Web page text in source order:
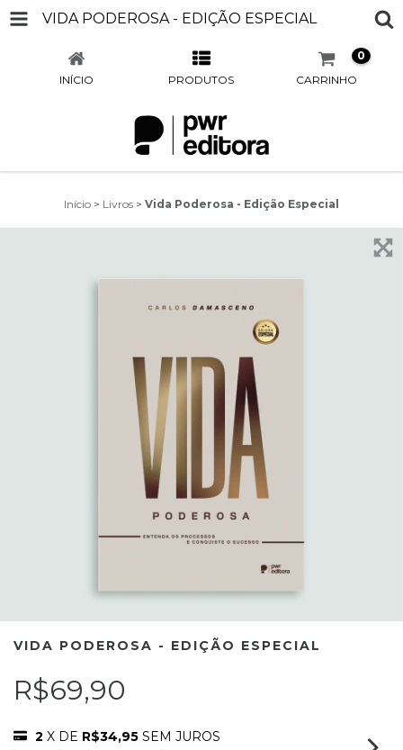
VIDA PODEROSA - EDIÇÃO ESPECIAL
INÍCIO PRODUTOS CARRINHO
0
Início > Livros > Vida Poderosa - Edição Especial
VIDA PODEROSA - EDIÇÃO ESPECIAL
R$69,90
2 X DE R$34,95 SEM JUROS